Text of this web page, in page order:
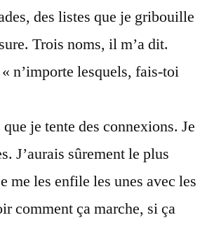
des listes que je gribouille
Trois noms, il m’a dit.
n’importe lesquels, fais-toi
je tente des connexions. Je
J’aurais sûrement le plus
me les enfile les unes avec les
comment ça marche, si ça